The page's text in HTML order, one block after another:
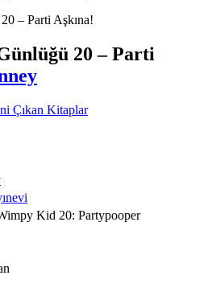
20 – Parti
Çıkan Kitaplar
Kid 20: Partypooper